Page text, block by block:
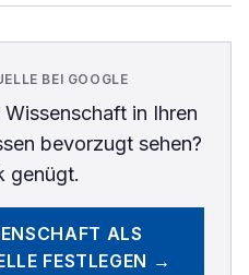
BEI GOOGLE
Wissenschaftin Ihren
bevorzugt sehen?
genügt.
ALS
FESTLEGEN →